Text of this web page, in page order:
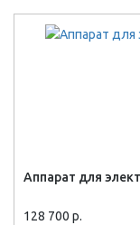
Аппарат для
128 700 р.